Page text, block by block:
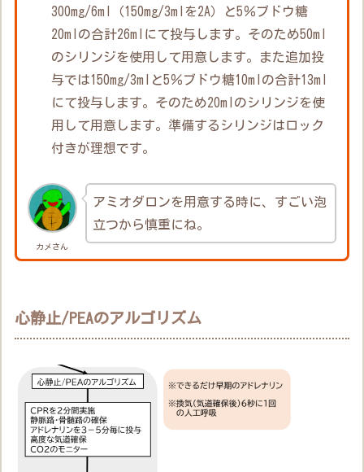
300mg/6ml（150mg/3mlを2A）と5％ブドウ糖
20mlの合計26mlにて投与します。そのため50ml
のシリンジを使用して用意します。また追加投
与では150mg/3mlと5％ブドウ糖10mlの合計13ml
にて投与します。そのため20mlのシリンジを使
用して用意します。準備するシリンジはロック
付きが理想です。
カメさん
アミオダロンを用意する時に、すごい泡
立つから慎重にね。
心静止/PEAのアルゴリズム